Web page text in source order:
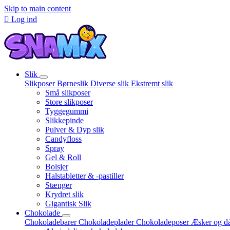
Skip to main content
 Log ind
Slik
SlikposerBørneslik Diverse slik Ekstremt slik
Små slikposer
Store slikposer
Tyggegummi
Slikkepinde
Pulver & Dyp slik
Candyfloss
Spray
Gel & Roll
Bolsjer
Halstabletter & -pastiller
Stænger
Krydret slik
Gigantisk Slik
Chokolade
ChokoladebarerChokoladepladerChokoladeposer Æsker og